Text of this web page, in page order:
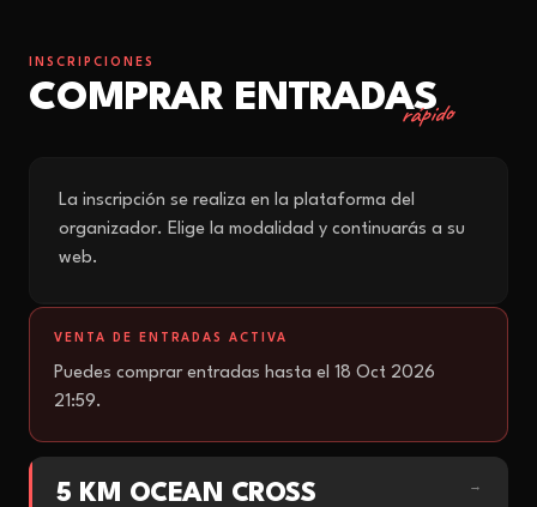
INSCRIPCIONES
COMPRAR ENTRADAS
rápido
La inscripción se realiza en la plataforma del
organizador. Elige la modalidad y continuarás a su
web.
VENTA DE ENTRADAS ACTIVA
Puedes comprar entradas hasta el 18 Oct 2026
21:59.
5 KM OCEAN CROSS →